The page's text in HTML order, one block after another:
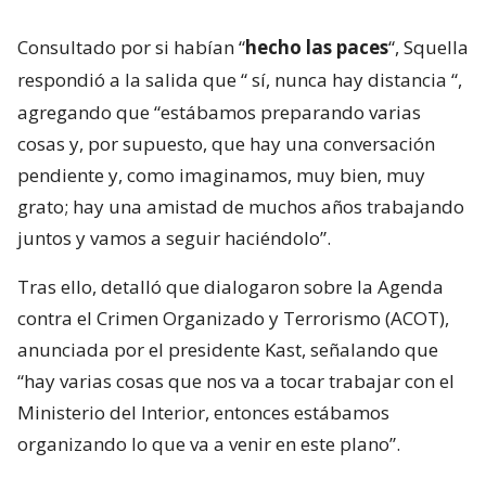
Consultado por si habían “hecho las paces“, Squella
respondió a la salida que “sí, nunca hay distancia “,
agregando que “estábamos preparando varias
cosas y, por supuesto, que hay una conversación
pendiente y, como imaginamos, muy bien, muy
grato; hay una amistad de muchos años trabajando
juntos y vamos a seguir haciéndolo”.
Tras ello, detalló que dialogaron sobre la Agenda
contra el Crimen Organizado y Terrorismo (ACOT),
anunciada por el presidente Kast, señalando que
“hay varias cosas que nos va a tocar trabajar con el
Ministerio del Interior, entonces estábamos
organizando lo que va a venir en este plano”.